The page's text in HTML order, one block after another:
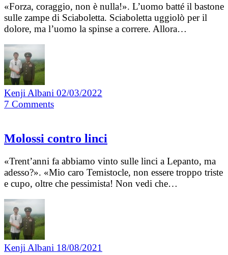
«Forza, coraggio, non è nulla!». L’uomo batté il bastone
sulle zampe di Sciaboletta. Sciaboletta uggiolò per il
dolore, ma l’uomo la spinse a correre. Allora…
Kenji Albani 02/03/2022
7 Comments
Molossi contro linci
«Trent’anni fa abbiamo vinto sulle linci a Lepanto, ma
adesso?». «Mio caro Temistocle, non essere troppo triste
e cupo, oltre che pessimista! Non vedi che…
Kenji Albani 18/08/2021